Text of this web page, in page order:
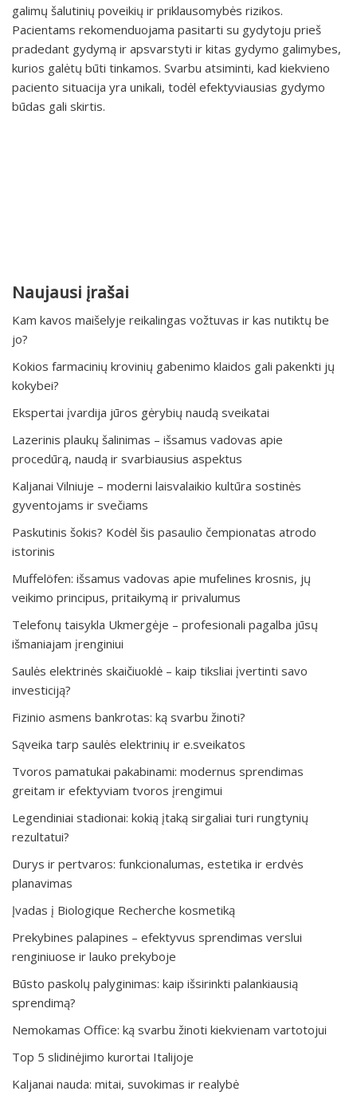
galimų šalutinių poveikių ir priklausomybės rizikos.
Pacientams rekomenduojama pasitarti su gydytoju prieš
pradedant gydymą ir apsvarstyti ir kitas gydymo galimybes,
kurios galėtų būti tinkamos. Svarbu atsiminti, kad kiekvieno
paciento situacija yra unikali, todėl efektyviausias gydymo
būdas gali skirtis.
Naujausi įrašai
Kam kavos maišelyje reikalingas vožtuvas ir kas nutiktų be
jo?
Kokios farmacinių krovinių gabenimo klaidos gali pakenkti jų
kokybei?
Ekspertai įvardija jūros gėrybių naudą sveikatai
Lazerinis plaukų šalinimas – išsamus vadovas apie
procedūrą, naudą ir svarbiausius aspektus
Kaljanai Vilniuje – moderni laisvalaikio kultūra sostinės
gyventojams ir svečiams
Paskutinis šokis? Kodėl šis pasaulio čempionatas atrodo
istorinis
Muffelöfen: išsamus vadovas apie mufelines krosnis, jų
veikimo principus, pritaikymą ir privalumus
Telefonų taisykla Ukmergėje – profesionali pagalba jūsų
išmaniajam įrenginiui
Saulės elektrinės skaičiuoklė – kaip tiksliai įvertinti savo
investiciją?
Fizinio asmens bankrotas: ką svarbu žinoti?
Sąveika tarp saulės elektrinių ir e.sveikatos
Tvoros pamatukai pakabinami: modernus sprendimas
greitam ir efektyviam tvoros įrengimui
Legendiniai stadionai: kokią įtaką sirgaliai turi rungtynių
rezultatui?
Durys ir pertvaros: funkcionalumas, estetika ir erdvės
planavimas
Įvadas į Biologique Recherche kosmetiką
Prekybines palapines – efektyvus sprendimas verslui
renginiuose ir lauko prekyboje
Būsto paskolų palyginimas: kaip išsirinkti palankiausią
sprendimą?
Nemokamas Office: ką svarbu žinoti kiekvienam vartotojui
Top 5 slidinėjimo kurortai Italijoje
Kaljanai nauda: mitai, suvokimas ir realybė